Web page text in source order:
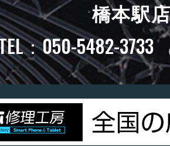
橋本駅
：050-5482-3733